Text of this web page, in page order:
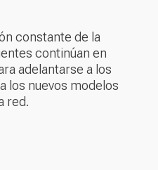
constante de la
continúan en
adelantarse a los
los nuevos modelos
red.